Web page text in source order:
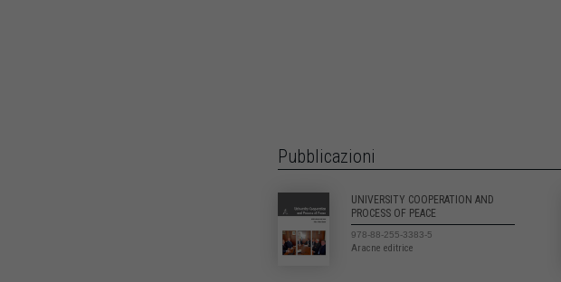
Pubblicazioni
UNIVERSITY COOPERATION AND
PROCESS OF PEACE
978-88-255-3383-5
Aracne editrice